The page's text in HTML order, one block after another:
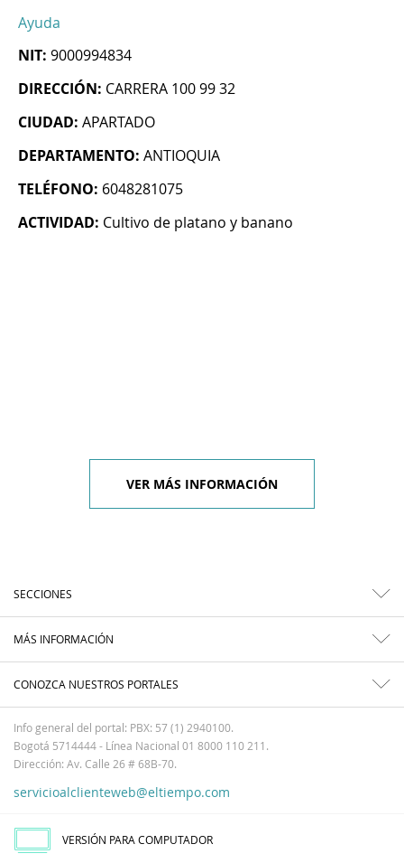
Ayuda
NIT: 9000994834
DIRECCIÓN: CARRERA 100 99 32
CIUDAD: APARTADO
DEPARTAMENTO: ANTIOQUIA
TELÉFONO: 6048281075
ACTIVIDAD: Cultivo de platano y banano
VER MÁS INFORMACIÓN
SECCIONES
MÁS INFORMACIÓN
CONOZCA NUESTROS PORTALES
Info general del portal: PBX: 57 (1) 2940100.
Bogotá 5714444 - Línea Nacional 01 8000 110 211.
Dirección: Av. Calle 26 # 68B-70.
servicioalclienteweb@eltiempo.com
VERSIÓN PARA COMPUTADOR